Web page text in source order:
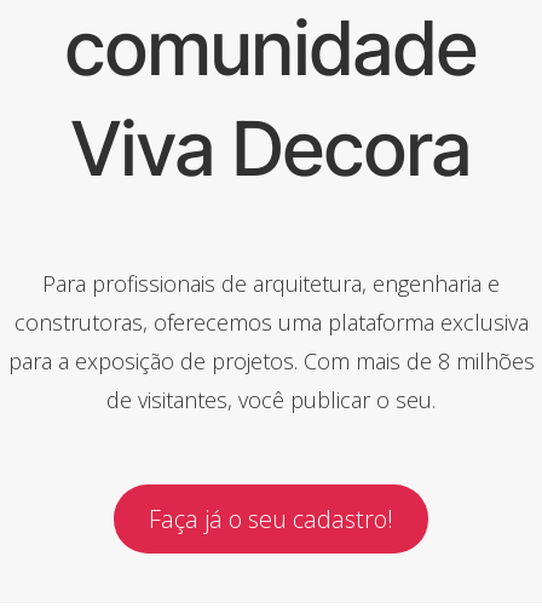
comunidade
Viva Decora
Para profissionais de arquitetura, engenharia e
construtoras, oferecemos uma plataforma exclusiva
para a exposição de projetos. Com mais de 8 milhões
de visitantes, você publicar o seu.
Faça já o seu cadastro!